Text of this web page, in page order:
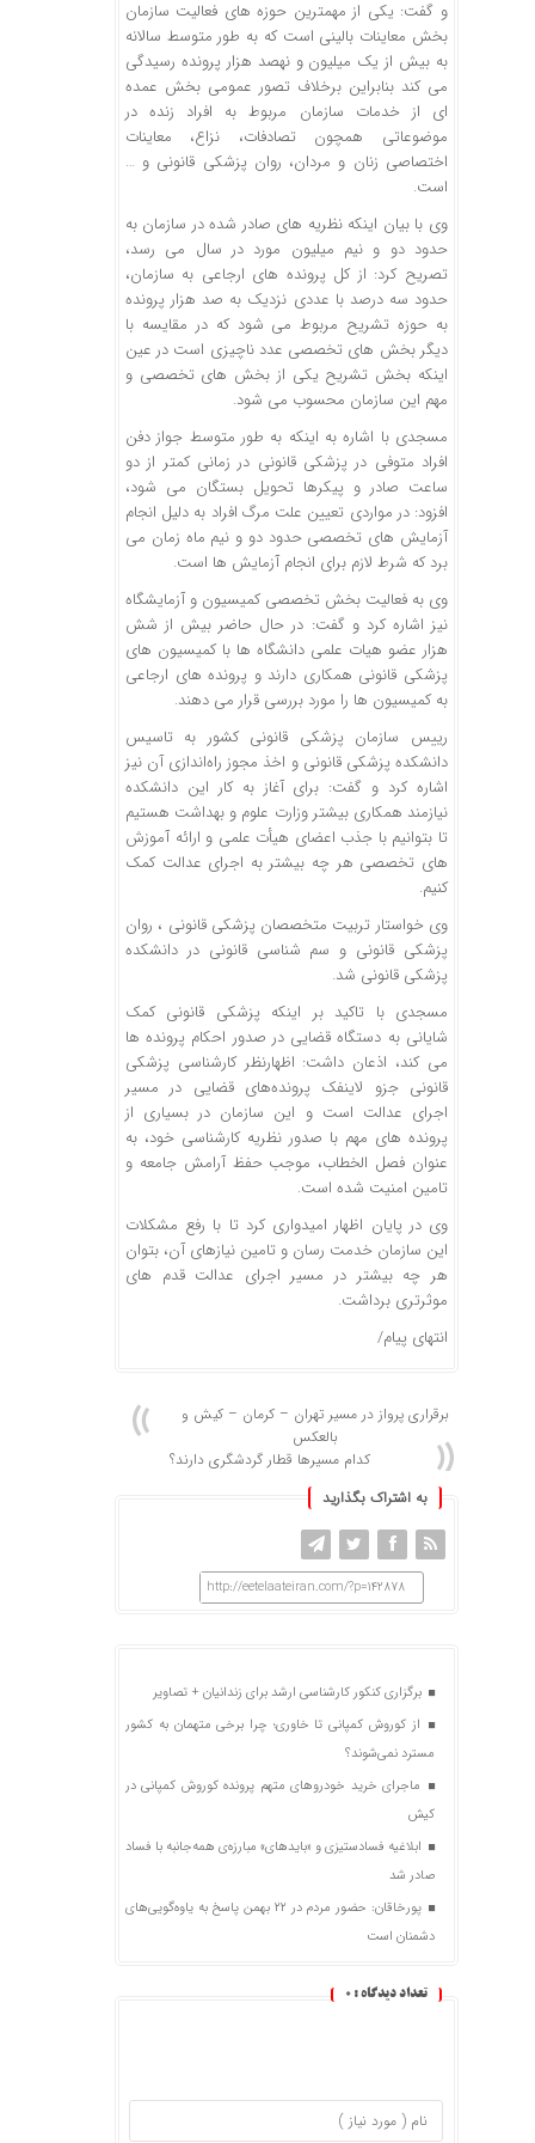
و گفت: یکی از مهمترین حوزه های فعالیت سازمان
بخش معاینات بالینی است که به طور متوسط سالانه
به بیش از یک میلیون و نهصد هزار پرونده رسیدگی
می کند بنابراین برخلاف تصور عمومی بخش عمده
ای از خدمات سازمان مربوط به افراد زنده در
موضوعاتی همچون تصادفات، نزاع، معاینات
اختصاصی زنان و مردان، روان پزشکی قانونی و …
است.
وی با بیان اینکه نظریه های صادر شده در سازمان به
حدود دو و نیم میلیون مورد در سال می رسد،
تصریح کرد: از کل پرونده های ارجاعی به سازمان،
حدود سه درصد با عددی نزدیک به صد هزار پرونده
به حوزه تشریح مربوط می شود که در مقایسه با
دیگر بخش های تخصصی عدد ناچیزی است در عین
اینکه بخش تشریح یکی از بخش های تخصصی و
مهم این سازمان محسوب می شود.
مسجدی با اشاره به اینکه به طور متوسط جواز دفن
افراد متوفی در پزشکی قانونی در زمانی کمتر از دو
ساعت صادر و پیکرها تحویل بستگان می شود،
افزود: در مواردی تعیین علت مرگ افراد به دلیل انجام
آزمایش های تخصصی حدود دو و نیم ماه زمان می
برد که شرط لازم برای انجام آزمایش ها است.
وی به فعالیت بخش تخصصی کمیسیون و آزمایشگاه
نیز اشاره کرد و گفت: در حال حاضر بیش از شش
هزار عضو هیات علمی دانشگاه ها با کمیسیون های
پزشکی قانونی همکاری دارند و پرونده های ارجاعی
به کمیسیون ها را مورد بررسی قرار می دهند.
رییس سازمان پزشکی قانونی کشور به تاسیس
دانشکده پزشکی قانونی و اخذ مجوز راه‌اندازی آن نیز
اشاره کرد و گفت: برای آغاز به کار این دانشکده
نیازمند همکاری بیشتر وزارت علوم و بهداشت هستیم
تا بتوانیم با جذب اعضای هیأت علمی و ارائه آموزش
های تخصصی هر چه بیشتر به اجرای عدالت کمک
کنیم.
وی خواستار تربیت متخصصان پزشکی قانونی ، روان
پزشکی قانونی و سم شناسی قانونی در دانشکده
پزشکی قانونی شد.
مسجدی با تاکید بر اینکه پزشکی قانونی کمک
شایانی به دستگاه قضایی در صدور احکام پرونده ها
می کند، اذعان داشت: اظهارنظر کارشناسی پزشکی
قانونی جزو لاینفک پرونده‌های قضایی در مسیر
اجرای عدالت است و این سازمان در بسیاری از
پرونده های مهم با صدور نظریه کارشناسی خود، به
عنوان فصل الخطاب، موجب حفظ آرامش جامعه و
تامین امنیت شده است.
وی در پایان اظهار امیدواری کرد تا با رفع مشکلات
این سازمان خدمت رسان و تامین نیازهای آن، بتوان
هر چه بیشتر در مسیر اجرای عدالت قدم های
موثرتری برداشت.
انتهای پیام/
برقراری پرواز در مسیر تهران – کرمان – کیش و
بالعکس
کدام مسیرها قطار گردشگری دارند؟
به اشتراک بگذارید
http://eetelaateiran.com/?p=142878
برگزاری کنکور کارشناسی ارشد برای زندانیان + تصاویر
از کوروش کمپانی تا خاوری؛ چرا برخی متهمان به کشور
مسترد نمی‌شوند؟
ماجرای خرید خودروهای متهم پرونده کوروش کمپانی در
کیش
ابلاغیه فسادستیزی و «بایدهای» مبارزه‌ی همه‌جانبه با فساد
صادر شد
پورخاقان: حضور مردم در ۲۲ بهمن پاسخ به یاوه‌گویی‌های
دشمنان است
تعداد دیدگاه : 0